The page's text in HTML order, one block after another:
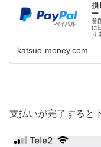
損
ー
普
に
り
katsuo-money.com
支払いが完了すると